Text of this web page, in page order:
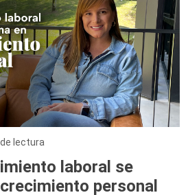
100 inversionistas millonarios
sobre […]
lectura
laboral se
personal